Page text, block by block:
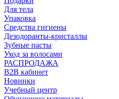
Для тела
Упаковка
Средства гигиены
Дезодоранты-кристаллы
Зубные пасты
Уход за волосами
РАСПРОДАЖА
B2B кабинет
Новинки
Учебный центр